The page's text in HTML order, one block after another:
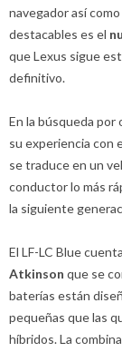
navegador así
destacables es el
que Lexus sigue
definitivo.
En la búsqueda
su experiencia con
se traduce en un
conductor lo más
la siguiente
El LF-LC Blue
Atkinson que se
baterías están
pequeñas que las
híbridos. La